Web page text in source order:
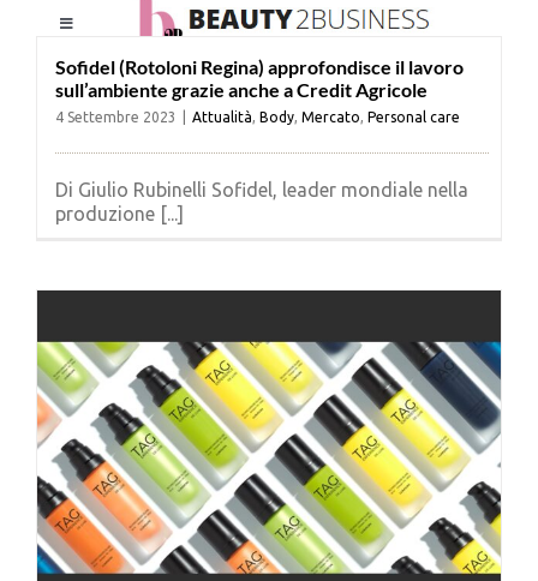
contenuto
Toggle
HOME
CHI SIAMO
NEWSLETTER
CATEGORIE
CONTATTI
Cerca
per:
Sofidel (Rotoloni Regina) approfondisce il lavoro
sull’ambiente grazie anche a Credit Agricole
4 Settembre 2023 Attualità, Body, Mercato, Personal care
Di Giulio Rubinelli Sofidel, leader mondiale nella
produzione [...]